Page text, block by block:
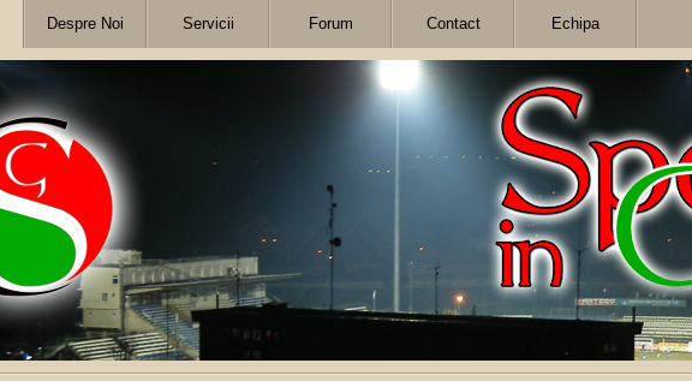
Despre Noi Servicii Forum Contact Echipa